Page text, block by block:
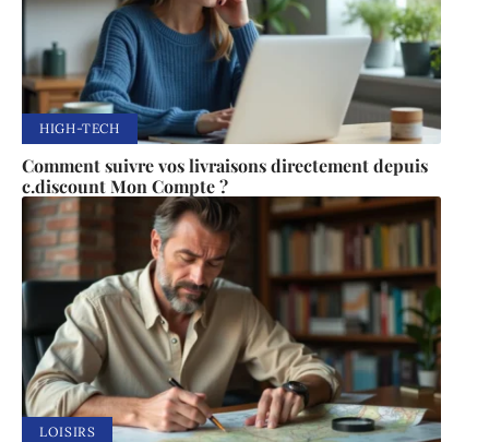
HIGH-TECH
Comment suivre vos livraisons directement depuis
c.discount Mon Compte ?
LOISIRS